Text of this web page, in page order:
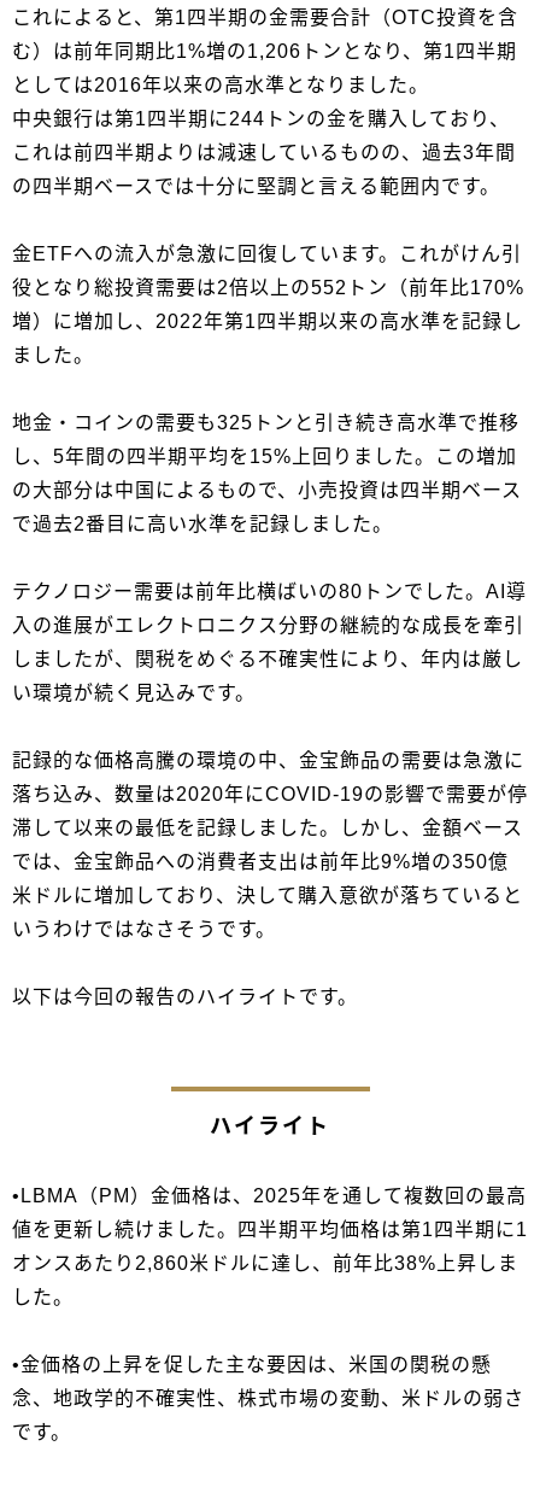
これによると、第1四半期の金需要合計（OTC投資を含
む）は前年同期比1%増の1,206トンとなり、第1四半期
としては2016年以来の高水準となりました。
中央銀行は第1四半期に244トンの金を購入しており、
これは前四半期よりは減速しているものの、過去3年間
の四半期ベースでは十分に堅調と言える範囲内です。
金ETFへの流入が急激に回復しています。これがけん引
役となり総投資需要は2倍以上の552トン（前年比170%
増）に増加し、2022年第1四半期以来の高水準を記録し
ました。
地金・コインの需要も325トンと引き続き高水準で推移
し、5年間の四半期平均を15%上回りました。この増加
の大部分は中国によるもので、小売投資は四半期ベース
で過去2番目に高い水準を記録しました。
テクノロジー需要は前年比横ばいの80トンでした。AI導
入の進展がエレクトロニクス分野の継続的な成長を牽引
しましたが、関税をめぐる不確実性により、年内は厳し
い環境が続く見込みです。
記録的な価格高騰の環境の中、金宝飾品の需要は急激に
落ち込み、数量は2020年にCOVID-19の影響で需要が停
滞して以来の最低を記録しました。しかし、金額ベース
では、金宝飾品への消費者支出は前年比9%増の350億
米ドルに増加しており、決して購入意欲が落ちていると
いうわけではなさそうです。
以下は今回の報告のハイライトです。
ハイライト
•LBMA（PM）金価格は、2025年を通して複数回の最高
値を更新し続けました。四半期平均価格は第1四半期に1
オンスあたり2,860米ドルに達し、前年比38%上昇しま
した。
•金価格の上昇を促した主な要因は、米国の関税の懸
念、地政学的不確実性、株式市場の変動、米ドルの弱さ
です。